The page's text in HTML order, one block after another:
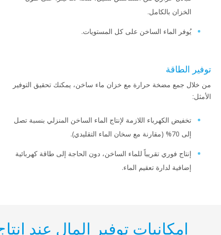
بالكامل.
الماء الساخن على كل المستويات.
مضخة حرارة مع خزان ماء ساخن، يمكنك تحقيق التوفير
الكهرباء اللازمة لإنتاج الماء الساخن المنزلي بنسبة تصل
فوري تقريباً للماء الساخن، دون الحاجة إلى طاقة كهربائية
لدارة تعقيم الماء.
توفير المال عند إنتاج